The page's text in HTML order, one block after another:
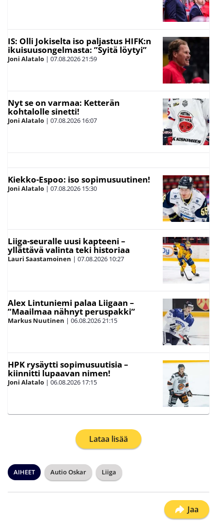
IS: Olli Jokiselta iso paljastus HIFK:n
ikuisuusongelmasta: ”Syitä löytyi”
Joni Alatalo | 07.08.202621:59
Nyt se on varmaa: Ketterän
kohtalolle sinetti!
Joni Alatalo | 07.08.2026 16:07
Kiekko-Espoo: iso sopimusuutinen!
Joni Alatalo | 07.08.2026 15:30
Liiga-seuralle uusi kapteeni –
yllättävä valinta teki historiaa
Lauri Saastamoinen | 07.08.2026 10:27
Alex Lintuniemi palaa Liigaan –
”Maailmaa nähnyt peruspakki”
Markus Nuutinen | 06.08.202621:15
HPK rysäytti sopimusuutisia –
kiinnitti lupaavan nimen!
Joni Alatalo | 06.08.2026 17:15
Lataa lisää
AIHEET Autio Oskar Liiga
Jaa